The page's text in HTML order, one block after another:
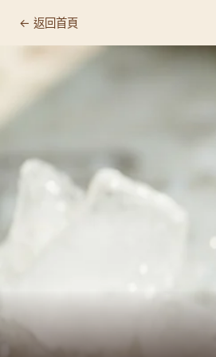
← 返回首頁